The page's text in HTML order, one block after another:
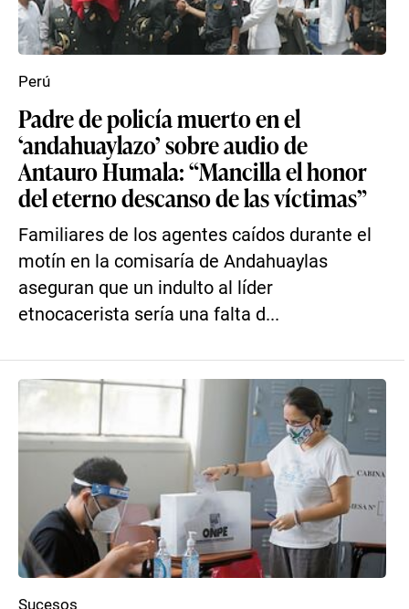
Padre de policía muerto en el
‘andahuaylazo’ sobre audio de
Antauro Humala: “Mancilla el honor
del eterno descanso de las víctimas”
Familiares de los agentes caídos durante el
motín en la comisaría de Andahuaylas
aseguran que un indulto al líder
etnocacerista sería una falta d...
Perú
Sucesos